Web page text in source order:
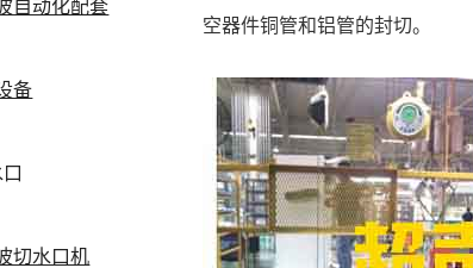
自动化配套
备
切水口机
空器件铜管和铝管的封切。